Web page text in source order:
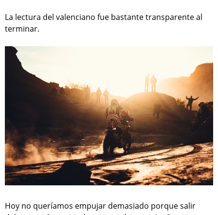
La lectura del valenciano fue bastante transparente al
terminar.
Hoy no queríamos empujar demasiado porque salir